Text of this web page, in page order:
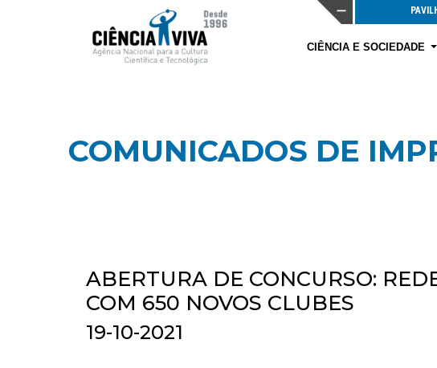
CIÊNCIA E SOCIEDADE
COMUNICADOS DE
ABERTURA DE CONCURSO:
COM 650 NOVOS CLUBES
19-10-2021